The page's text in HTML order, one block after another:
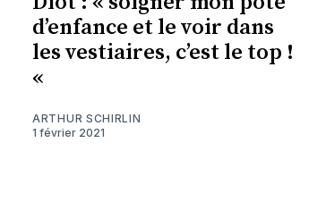
d’enfance et le voir dans
les vestiaires, c’est le top !
«
ARTHUR SCHIRLIN
1 février 2021